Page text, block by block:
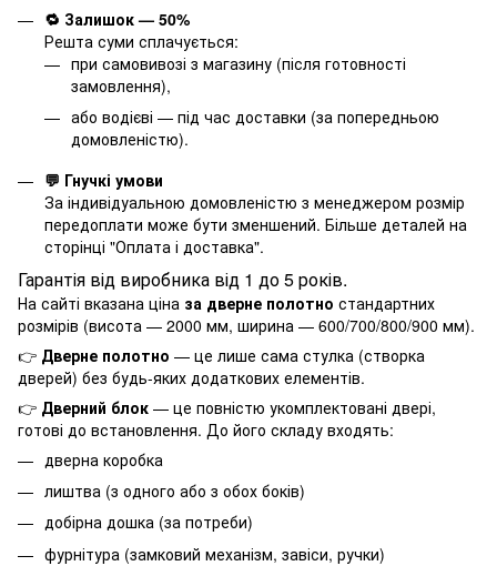
🔁 Залишок — 50%
Решта суми сплачується:
при самовивозі з магазину (після готовності
замовлення),
або водієві — під час доставки (за попередньою
домовленістю).
💬 Гнучкі умови
За індивідуальною домовленістю з менеджером розмір
передоплати може бути зменшений. Більше деталей на
сторінці "Оплата і доставка".
Гарантія від виробника від 1 до 5 років.
На сайті вказана ціна за дверне полотно стандартних
розмірів (висота — 2000 мм, ширина — 600/700/800/900 мм).
👉 Дверне полотно — це лише сама стулка (створка
дверей) без будь-яких додаткових елементів.
👉 Дверний блок — це повністю укомплектовані двері,
готові до встановлення. До його складу входять:
дверна коробка
лиштва (з одного або з обох боків)
добірна дошка (за потреби)
фурнітура (замковий механізм, завіси, ручки)